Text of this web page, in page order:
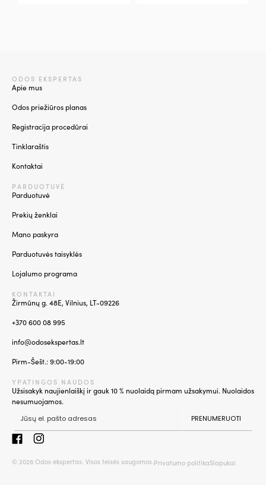
ODOS EKSPERTAS
Apie mus
Odos priežiūros planas
Registracija procedūrai
Tinklaraštis
Kontaktai
PARDUOTUVĖ
Parduotuvė
Prekių ženklai
Mano paskyra
Parduotuvės taisyklės
Lojalumo programa
KONTAKTAI
Žirmūnų g. 48E, Vilnius, LT-09226
+370 600 08 995
info@odosekspertas.lt
Pirm-Šešt.: 9:00-19:00
YPATINGOS NAUDOS
Užsisakyk naujienlaiškį ir gauk 10 % nuolaidą pirmam užsakymui. Nuolaidos
nesumuojamos.
PRENUMERUOTI
© 2026 Odos ekspertas. Visos teisės saugomos.Privatumo politikaSlapukai